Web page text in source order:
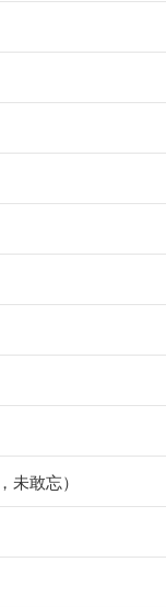
未敢忘）